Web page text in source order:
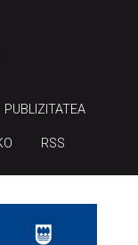
PUBLIZITATEA
RSS